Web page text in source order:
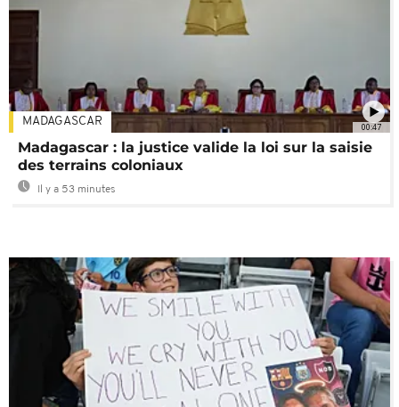
00:47
MADAGASCAR
Madagascar : la justice valide la loi sur la saisie
des terrains coloniaux
Il y a 53 minutes